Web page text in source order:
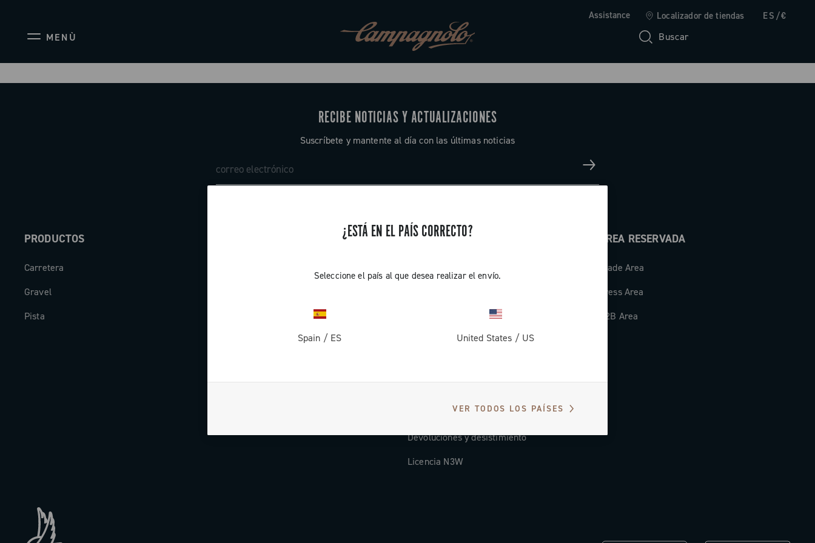
Assistance Localizador de tiendas ES/€
MENÙ Buscar
¿ESTÁ EN EL PAÍS CORRECTO?
Seleccione el país al que desea realizar el envío.
Spain / ES United States / US
VER TODOS LOS PAÍSES
RECIBE NOTICIAS Y ACTUALIZACIONES
Suscríbete y mantente al día con las últimas noticias
PRODUCTOS
Carretera
Gravel
Pista
Trabaja con nosotros
ASISTENCIA
Países y tiempos de expedición
Devoluciones y desistimiento
Licencia N3W
ÁREA RESERVADA
Trade Area
Press Area
B2B Area